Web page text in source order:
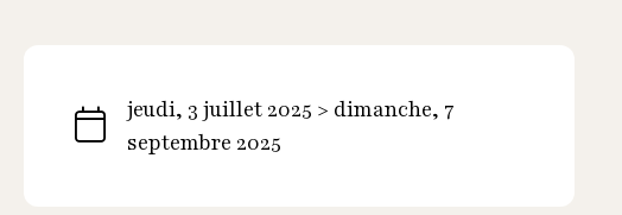
jeudi, 3 juillet 2025 > dimanche, 7
septembre 2025